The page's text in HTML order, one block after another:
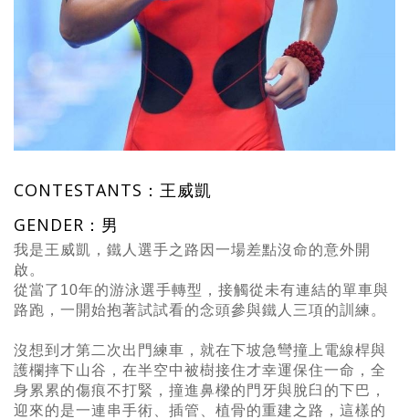
CONTESTANTS：王威凱
GENDER：男
我是王威凱，鐵人選手之路因一場差點沒命的意外開
啟。
從當了10年的游泳選手轉型，接觸從未有連結的單車與
路跑，一開始抱著試試看的念頭參與鐵人三項的訓練。
沒想到才第二次出門練車，就在下坡急彎撞上電線桿與
護欄摔下山谷，在半空中被樹接住才幸運保住一命，全
身累累的傷痕不打緊，撞進鼻樑的門牙與脫臼的下巴，
迎來的是一連串手術、插管、植骨的重建之路，這樣的